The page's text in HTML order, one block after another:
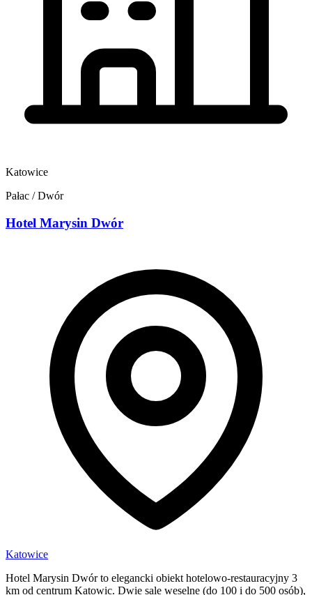
Katowice
Pałac / Dwór
Hotel Marysin Dwór
Katowice
Hotel Marysin Dwór to elegancki obiekt hotelowo-restauracyjny 3
km od centrum Katowic. Dwie sale weselne (do 100 i do 500 osób),